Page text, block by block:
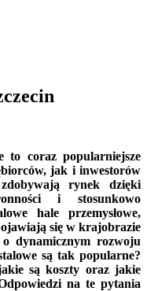
to coraz popularniejsze
jak i inwestorów
rynek dzięki
i stosunkowo
hale przemysłowe,
się w krajobrazie
dynamicznym rozwoju
są tak popularne?
są koszty oraz jakie
na te pytania